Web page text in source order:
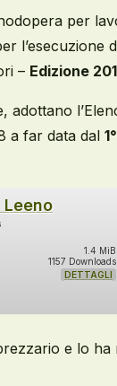
per
l’esecuzione
– Edizione
a far data dal
Leeno
1.4 MiB
1157 Downloads
DETTAGLI
e lo ha